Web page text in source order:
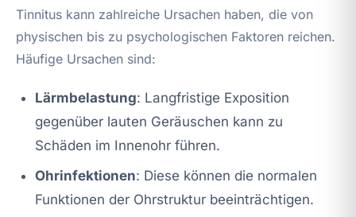
Tinnitus kann zahlreiche Ursachen haben, die von
physischen bis zu psychologischen Faktoren reichen.
Häufige Ursachen sind:
Lärmbelastung: Langfristige Exposition
gegenüber lauten Geräuschen kann zu
Schäden im Innenohr führen.
Ohrinfektionen: Diese können die normalen
Funktionen der Ohrstruktur beeinträchtigen.